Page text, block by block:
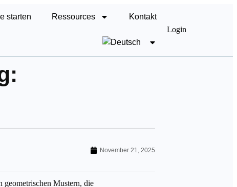
starten Ressources
Kontakt
Login
November 21, 2025